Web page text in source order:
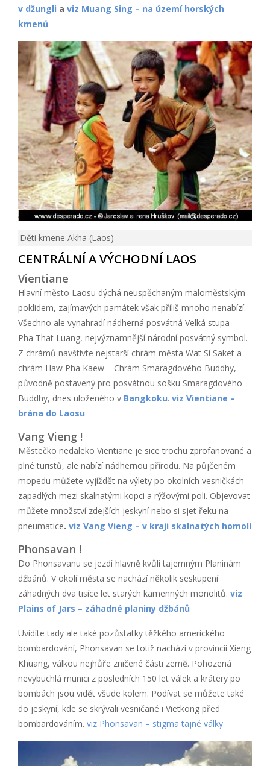
v džungli a viz Muang Sing – na území horských
kmenů
Děti kmene Akha (Laos)
CENTRÁLNÍ A VÝCHODNÍ LAOS
Vientiane
Hlavní město Laosu dýchá neuspěchaným maloměstským
poklidem, zajímavých památek však příliš mnoho nenabízí.
Všechno ale vynahradí nádherná posvátná Velká stupa –
Pha That Luang, nejvýznamnější národní posvátný symbol.
Z chrámů navštivte nejstarší chrám města Wat Si Saket a
chrám Haw Pha Kaew – Chrám Smaragdového Buddhy,
původně postavený pro posvátnou sošku Smaragdového
Buddhy, dnes uloženého v Bangkoku. viz Vientiane –
brána do Laosu
Vang Vieng !
Městečko nedaleko Vientiane je sice trochu zprofanované a
plné turistů, ale nabízí nádhernou přírodu. Na půjčeném
mopedu můžete vyjíždět na výlety po okolních vesničkách
zapadlých mezi skalnatými kopci a rýžovými poli. Objevovat
můžete množství zdejších jeskyní nebo si sjet řeku na
pneumatice. viz Vang Vieng – v kraji skalnatých homolí
Phonsavan !
Do Phonsavanu se jezdí hlavně kvůli tajemným Planinám
džbánů. V okolí města se nachází několik seskupení
záhadných dva tisíce let starých kamenných monolitů. viz
Plains of Jars – záhadné planiny džbánů
Uvidíte tady ale také pozůstatky těžkého amerického
bombardování, Phonsavan se totiž nachází v provincii Xieng
Khuang, válkou nejhůře zničené části země. Pohozená
nevybuchlá munici z posledních 150 let válek a krátery po
bombách jsou vidět všude kolem. Podívat se můžete také
do jeskyní, kde se skrývali vesničané i Vietkong před
bombardováním. viz Phonsavan – stigma tajné války